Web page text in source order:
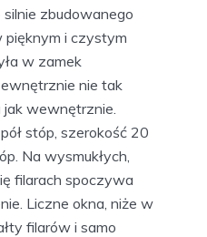
silnie zbudowanego
pięknym i czystym
w zamek
nie tak
wewnętrznie.
stóp, szerokość 20
Na wysmukłych,
filarach spoczywa
Liczne okna, niże w
filarów i samo